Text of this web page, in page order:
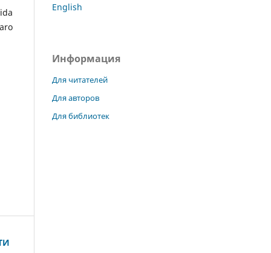
English
Информация
Для читателей
Для авторов
Для библиотек